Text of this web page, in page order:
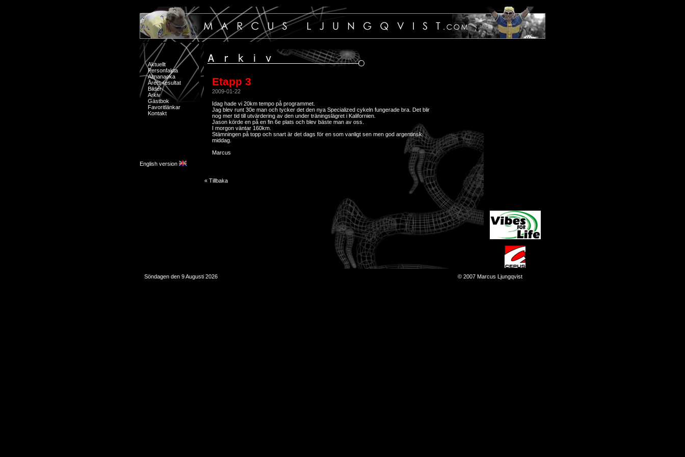
Aktuellt
Personfakta
Almanacka
Årets resultat
Bilder
Arkiv
Gästbok
Favoritlänkar
Kontakt
English version
Etapp 3
2009-01-22
Idag hade vi 20km tempo på programmet.
Jag blev runt 30e man och tycker det den nya Specialized cykeln fungerade bra. Det blir
nog mer tid till utvärdering av den under träningslägret i Kalifornien.
Jason körde en på en fin 6e plats och blev bäste man av oss.
I morgon väntar 160km.
Stämningen på topp och snart är det dags för en som vanligt sen men god argentinsk
middag.
Marcus
« Tillbaka
Söndagen den 9 Augusti 2026 © 2007 Marcus Ljungqvist